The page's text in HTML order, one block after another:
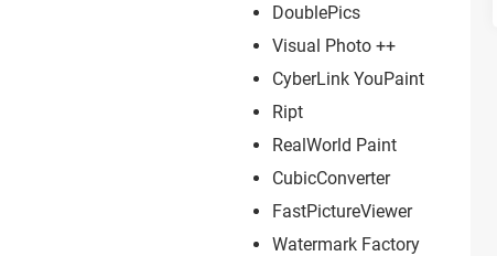
DoublePics
Visual Photo ++
CyberLink YouPaint
Ript
RealWorld Paint
CubicConverter
FastPictureViewer
Watermark Factory